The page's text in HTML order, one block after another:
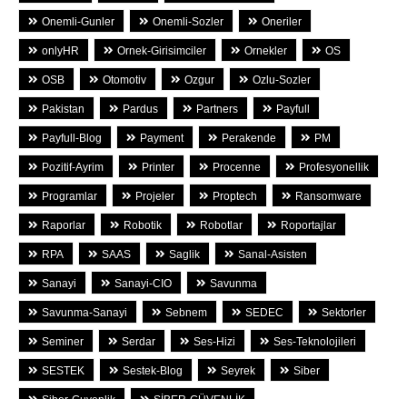
Onemli-Gunler Onemli-Sozler Oneriler
onlyHR Ornek-Girisimciler Ornekler OS
OSB Otomotiv Ozgur Ozlu-Sozler
Pakistan Pardus Partners Payfull
Payfull-Blog Payment Perakende PM
Pozitif-Ayrim Printer Procenne Profesyonellik
Programlar Projeler Proptech Ransomware
Raporlar Robotik Robotlar Roportajlar
RPA SAAS Saglik Sanal-Asisten
Sanayi Sanayi-CIO Savunma
Savunma-Sanayi Sebnem SEDEC Sektorler
Seminer Serdar Ses-Hizi Ses-Teknolojileri
SESTEK Sestek-Blog Seyrek Siber